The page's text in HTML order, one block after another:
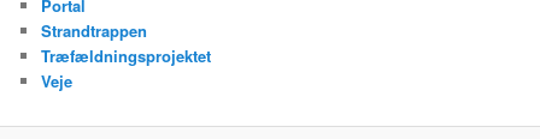
Portal
Strandtrappen
Træfældningsprojektet
Veje